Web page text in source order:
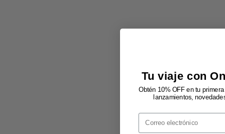
Tu viaje con
Obtén 10% OFF en tu
lanzamientos,
Email